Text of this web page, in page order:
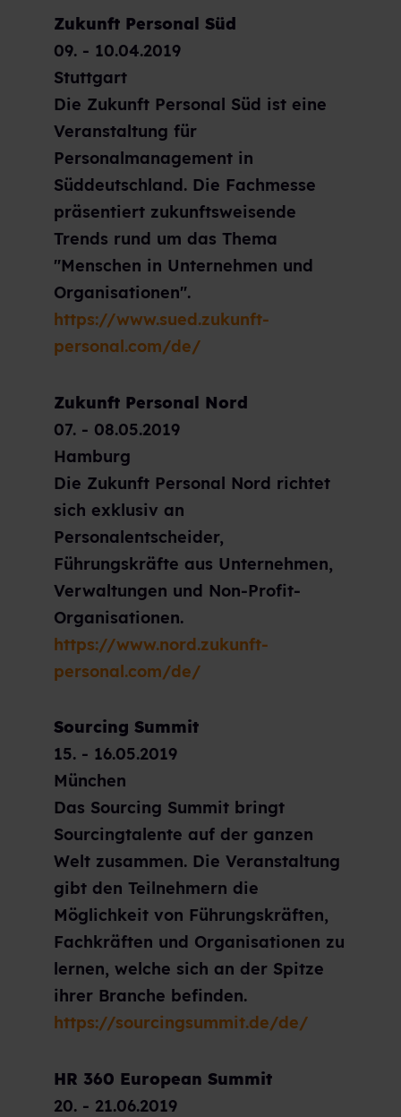
Zukunft Personal Süd
09. - 10.04.2019
Stuttgart
Die Zukunft Personal Süd ist eine
Veranstaltung für
Personalmanagement in
Süddeutschland. Die Fachmesse
präsentiert zukunftsweisende
Trends rund um das Thema
"Menschen in Unternehmen und
Organisationen".
https://www.sued.zukunft-
personal.com/de/
Zukunft Personal Nord
07. - 08.05.2019
Hamburg
Die Zukunft Personal Nord richtet
sich exklusiv an
Personalentscheider,
Führungskräfte aus Unternehmen,
Verwaltungen und Non-Profit-
Organisationen.
https://www.nord.zukunft-
personal.com/de/
Sourcing Summit
15. - 16.05.2019
München
Das Sourcing Summit bringt
Sourcingtalente auf der ganzen
Welt zusammen. Die Veranstaltung
gibt den Teilnehmern die
Möglichkeit von Führungskräften,
Fachkräften und Organisationen zu
lernen, welche sich an der Spitze
ihrer Branche befinden.
https://sourcingsummit.de/de/
HR 360 European Summit
20. - 21.06.2019